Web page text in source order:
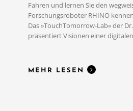
Fahren und lernen Sie den
Forschungsroboter RHINO
Das »TouchTomorrow-Lab« der
präsentiert Visionen einer
MEHR LESEN
MEHR LESEN